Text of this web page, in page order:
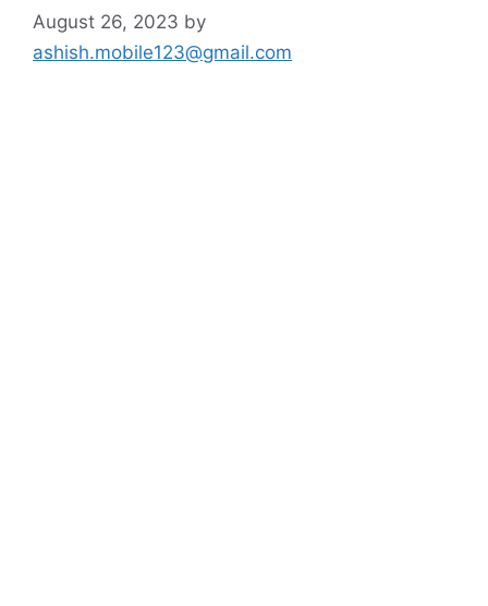
August 26, 2023 by
ashish.mobile123@gmail.com